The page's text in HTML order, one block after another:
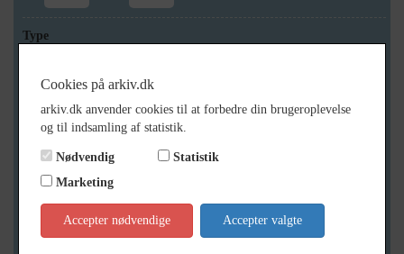
Type
Arkiv
Geografi
Cookies på arkiv.dk
arkiv.dk anvender cookies til at forbedre din brugeroplevelse
og til indsamling af statistik.
Nødvendig
Statistik
Marketing
Accepter nødvendige Accepter valgte